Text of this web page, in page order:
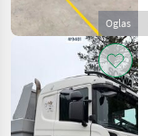
Oglas